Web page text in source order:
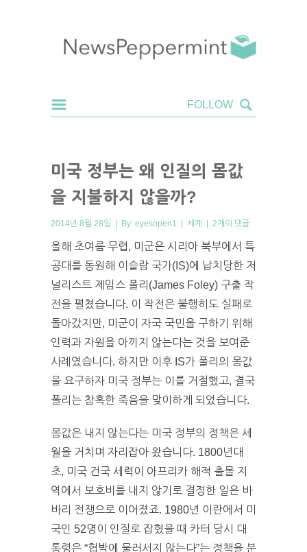
미국 정부는 왜 인질의 몸값
을 지불하지 않을까?
2014년 8월 28일 | By: eyesopen1 | 세계 | 2개의 댓글
올해 초여름 무렵, 미군은 시리아 북부에서 특
공대를 동원해 이슬람 국가(IS)에 납치당한 저
널리스트 제임스 폴리(James Foley) 구출 작
전을 펼쳤습니다. 이 작전은 불행히도 실패로
돌아갔지만, 미군이 자국 국민을 구하기 위해
인력과 자원을 아끼지 않는다는 것을 보여준
사례였습니다. 하지만 이후 IS가 폴리의 몸값
을 요구하자 미국 정부는 이를 거절했고, 결국
폴리는 참혹한 죽음을 맞이하게 되었습니다.
몸값은 내지 않는다는 미국 정부의 정책은 세
월을 거치며 자리잡아 왔습니다. 1800년대
초, 미국 건국 세력이 아프리카 해적 출몰 지
역에서 보호비를 내지 않기로 결정한 일은 바
바리 전쟁으로 이어졌죠. 1980년 이란에서 미
국인 52명이 인질로 잡혔을 때 카터 당시 대
통령은 “협박에 물러서지 않는다”는 정책을 분